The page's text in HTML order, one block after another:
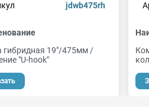
jdwb475rh
гибридная 19"/475мм /
"U-hook"